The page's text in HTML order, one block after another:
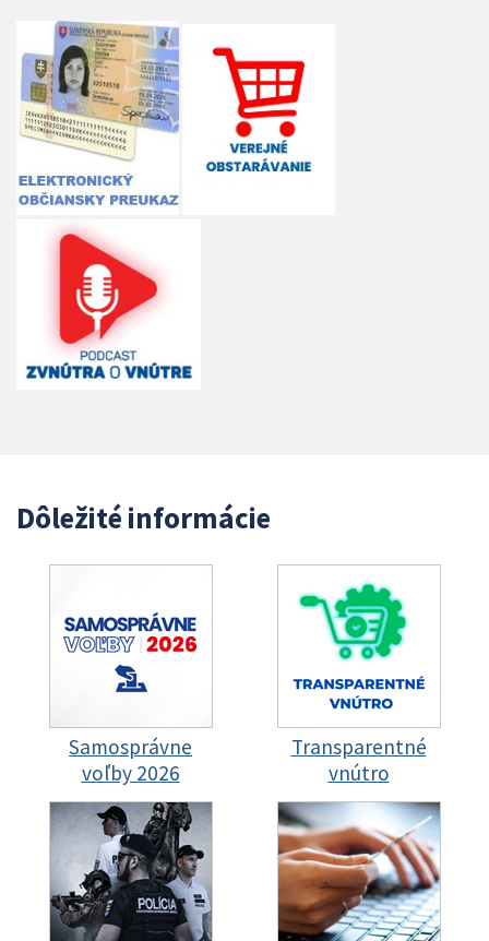
Dôležité informácie
Samosprávne
voľby 2026
Transparentné
vnútro